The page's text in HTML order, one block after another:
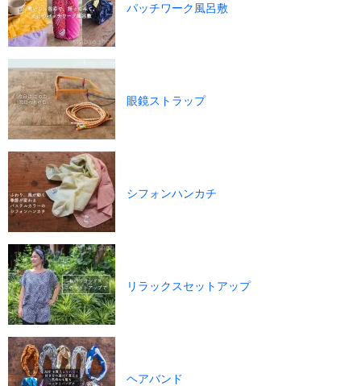
パッチワーク風呂敷
眼鏡ストラップ
シフォンハンカチ
リラックスセットアップ
ヘアバンド